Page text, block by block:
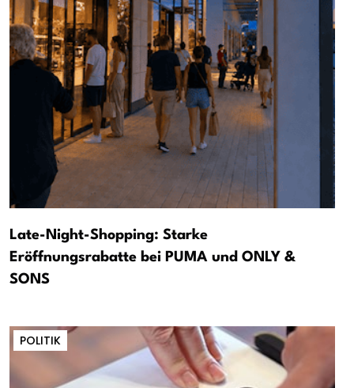
Late-Night-Shopping: Starke
Eröffnungsrabatte bei PUMA und ONLY &
SONS
POLITIK